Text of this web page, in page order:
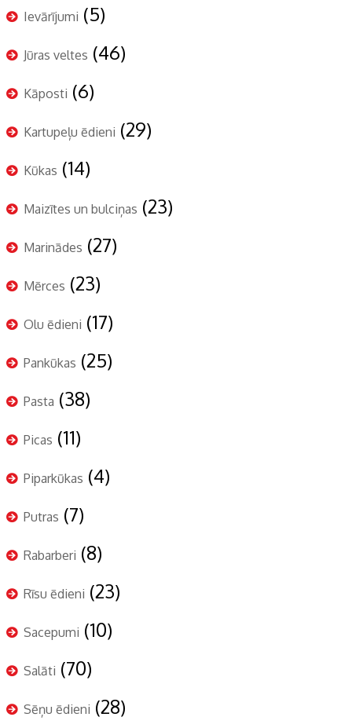
Ievārījumi (5)
Jūras veltes (46)
Kāposti (6)
Kartupeļu ēdieni (29)
Kūkas (14)
Maizītes un bulciņas (23)
Marinādes (27)
Mērces (23)
Olu ēdieni (17)
Pankūkas (25)
Pasta (38)
Picas (11)
Piparkūkas (4)
Putras (7)
Rabarberi (8)
Rīsu ēdieni (23)
Sacepumi (10)
Salāti (70)
Sēņu ēdieni (28)